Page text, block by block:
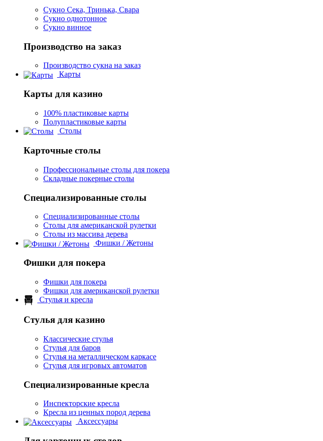
Сукно Сека, Тринька, Свара
Сукно однотонное
Сукно винное
Производство на заказ
Производство сукна на заказ
Карты
Карты для казино
100% пластиковые карты
Полупластиковые карты
Столы
Карточные столы
Профессиональные столы для покера
Складные покерные столы
Специализированные столы
Специализированные столы
Столы для американской рулетки
Столы из массива дерева
Фишки / Жетоны
Фишки для покера
Фишки для покера
Фишки для американской рулетки
Стулья и кресла
Стулья для казино
Классические стулья
Стулья для баров
Стулья на металлическом каркасе
Стулья для игровых автоматов
Специализированные кресла
Инспекторские кресла
Кресла из ценных пород дерева
Аксессуары